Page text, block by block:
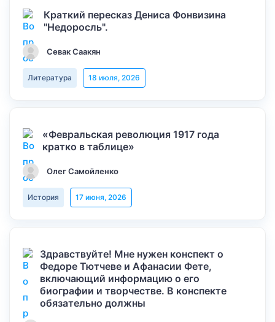
Краткий пересказ Дениса Фонвизина
"Недоросль".
Севак Саакян
Литература 18 июля, 2026
«Февральская революция 1917 года
кратко в таблице»
Олег Самойленко
История 17 июня, 2026
Здравствуйте! Мне нужен конспект о
Федоре Тютчеве и Афанасии Фете,
включающий информацию о его
биографии и творчестве. В конспекте
обязательно должны